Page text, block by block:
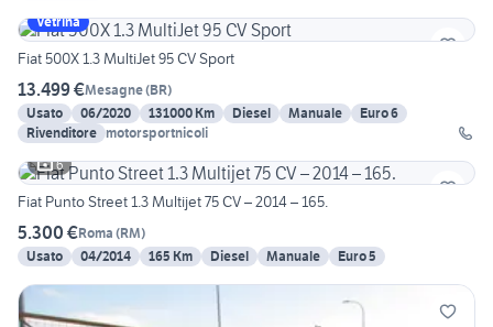
Vetrina
Fiat 500X 1.3 MultiJet 95 CV Sport
13.499 €Mesagne(BR)
Usato
06/2020 131000 Km Diesel Manuale
Euro 6
Rivenditore motorsportnicoli
6
Fiat Punto Street 1.3 Multijet 75 CV – 2014 – 165.
5.300 €Roma (RM)
Usato
04/2014 165 Km Diesel Manuale Euro 5